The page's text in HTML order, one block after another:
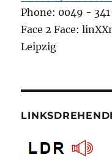
Phone: 0049 -
Face 2 Face:
Leipzig